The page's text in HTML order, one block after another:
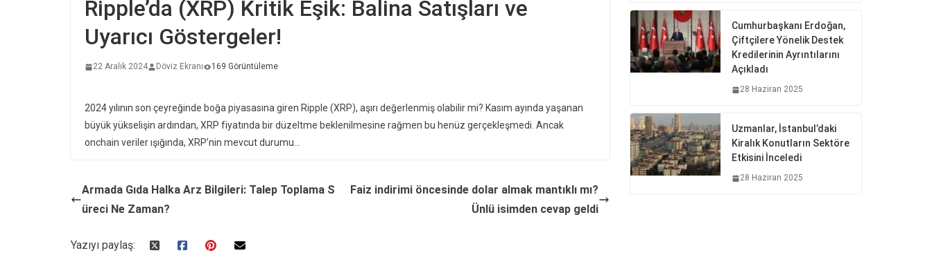
Ripple’da (XRP) Kritik Eşik: Balina Satışları ve
Uyarıcı Göstergeler!
22 Aralık 2024 Döviz Ekranı 169 Görüntüleme
2024 yılının son çeyreğinde boğa piyasasına giren Ripple (XRP), aşırı değerlenmiş olabilir mi? Kasım ayında yaşanan
büyük yükselişin ardından, XRP fiyatında bir düzeltme beklenilmesine rağmen bu henüz gerçekleşmedi. Ancak
onchain veriler ışığında, XRP’nin mevcut durumu…
Armada Gıda Halka Arz Bilgileri: Talep Toplama S
üreci Ne Zaman?
Faiz indirimi öncesinde dolar almak mantıklı mı?
Ünlü isimden cevap geldi
Yazıyı paylaş:
Cumhurbaşkanı Erdoğan,
Çiftçilere Yönelik Destek
Kredilerinin Ayrıntılarını
Açıkladı
28 Haziran 2025
Uzmanlar, İstanbul’daki
Kiralık Konutların Sektöre
Etkisini İnceledi
28 Haziran 2025